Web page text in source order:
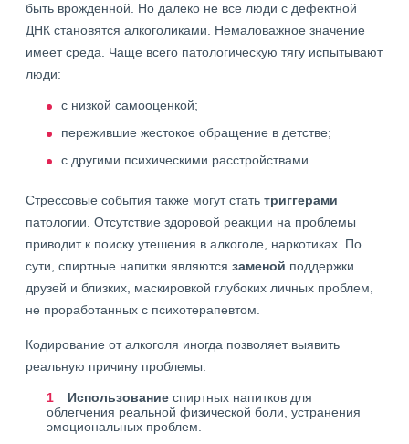
быть врожденной. Но далеко не все люди с дефектной
ДНК становятся алкоголиками. Немаловажное значение
имеет среда. Чаще всего патологическую тягу испытывают
люди:
с низкой самооценкой;
пережившие жестокое обращение в детстве;
с другими психическими расстройствами.
Стрессовые события также могут стать триггерами
патологии. Отсутствие здоровой реакции на проблемы
приводит к поиску утешения в алкоголе, наркотиках. По
сути, спиртные напитки являются заменой поддержки
друзей и близких, маскировкой глубоких личных проблем,
не проработанных с психотерапевтом.
Кодирование от алкоголя иногда позволяет выявить
реальную причину проблемы.
Использование спиртных напитков для
облегчения реальной физической боли, устранения
эмоциональных проблем.